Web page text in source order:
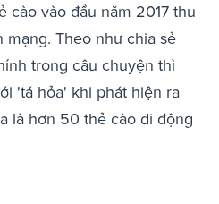
cào vào đầu năm 2017 thu
mạng. Theo như chia sẻ
trong câu chuyện thì
'tá hỏa' khi phát hiện ra
là hơn 50 thẻ cào di động